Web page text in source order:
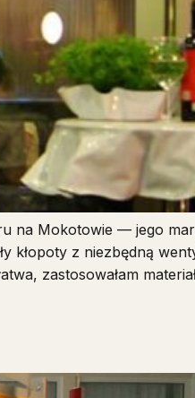
na Mokotowie — jego
kłopoty z niezbędną
zastosowałam